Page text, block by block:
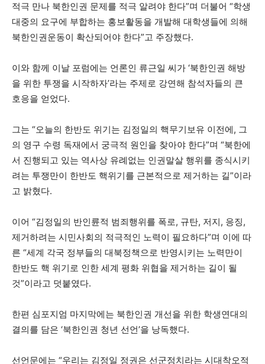
적극 만나 북한인권 문제를 적극 알려야 한다”며 더불어 “학생
대중의 요구에 부합하는 홍보활동을 개발해 대학생들에 의해
북한인권운동이 확산되어야 한다”고 주장했다.
이와 함께 이날 포럼에는 언론인 류근일 씨가 ‘북한인권 해방
을 위한 투쟁을 시작하자’라는 주제로 강연해 참석자들의 큰
호응을 얻었다.
그는 “오늘의 한반도 위기는 김정일의 핵무기보유 이전에, 그
의 영구 수령 독재에서 궁극적 원인을 찾아야 한다”며 “북한에
서 진행되고 있는 역사상 유례없는 인권말살 행위를 종식시키
려는 투쟁만이 한반도 핵위기를 근본적으로 제거하는 길”이라
고 밝혔다.
이어 “김정일의 반인륜적 범죄행위를 폭로, 규탄, 저지, 응징,
제거하려는 시민사회의 적극적인 노력이 필요하다”며 이에 따
른 “세계 각국 정부들의 대북정책으로 반영시키는 노력만이
한반도 핵 위기로 인한 세계 평화 위협을 제거하는 길이 될
것”이라고 덧붙였다.
한편 심포지엄 마지막에는 북한인권 개선을 위한 학생연대의
결의를 담은 ‘북한인권 청년 선언’을 낭독했다.
선언문에는 “우리는 김정일 정권은 선군정치라는 시대착오적